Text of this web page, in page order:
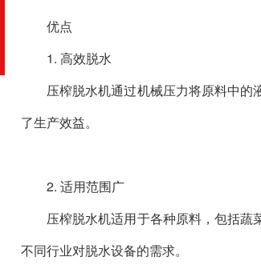
优点
1. 高效脱水
压榨脱水机通过机械压力将原料中
了生产效益。
2. 适用范围广
压榨脱水机适用于各种原料，包括
不同行业对脱水设备的需求。